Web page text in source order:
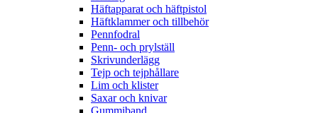
Häftapparat och häftpistol
Häftklammer och tillbehör
Pennfodral
Penn- och prylställ
Skrivunderlägg
Tejp och tejphållare
Lim och klister
Saxar och knivar
Gummiband